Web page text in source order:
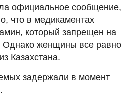
официальное сообщение,
что в медикаментах
который запрещен на
Однако женщины все равно
Казахстана.
задержали в момент